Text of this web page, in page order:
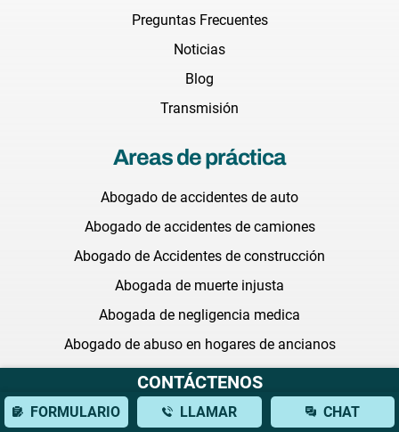
Preguntas Frecuentes
Noticias
Blog
Transmisión
Areas de práctica
Abogado de accidentes de auto
Abogado de accidentes de camiones
Abogado de Accidentes de construcción
Abogada de muerte injusta
Abogada de negligencia medica
Abogado de abuso en hogares de ancianos
Abogada de discriminación laboral
Abogada litigante comercial
CONTÁCTENOS
FORMULARIO LLAMAR CHAT